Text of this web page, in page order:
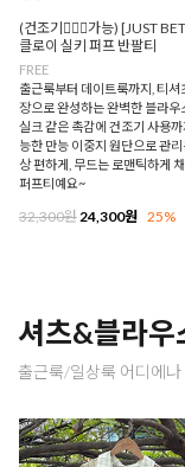
(건조기🙆🏻‍♀️가능) [JUST
클로이 실키 퍼프 반팔티
FREE
출근룩부터 데이트룩까지, 티셔
장으로 완성하는 완벽한 블라우
실크 같은 촉감에 건조기 사용까
능한 만능 이중지 원단으로 관리
상 편하게, 무드는 로맨틱하게
퍼프티예요~
32,300원24,300원 25%
셔츠&블라우
출근룩/일상룩 어디에